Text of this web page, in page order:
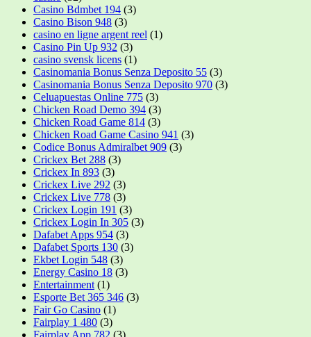
Casino Bdmbet 194 (3)
Casino Bison 948 (3)
casino en ligne argent reel (1)
Casino Pin Up 932 (3)
casino svensk licens (1)
Casinomania Bonus Senza Deposito 55 (3)
Casinomania Bonus Senza Deposito 970 (3)
Celuapuestas Online 775 (3)
Chicken Road Demo 394 (3)
Chicken Road Game 814 (3)
Chicken Road Game Casino 941 (3)
Codice Bonus Admiralbet 909 (3)
Crickex Bet 288 (3)
Crickex In 893 (3)
Crickex Live 292 (3)
Crickex Live 778 (3)
Crickex Login 191 (3)
Crickex Login In 305 (3)
Dafabet Apps 954 (3)
Dafabet Sports 130 (3)
Ekbet Login 548 (3)
Energy Casino 18 (3)
Entertainment (1)
Esporte Bet 365 346 (3)
Fair Go Casino (1)
Fairplay 1 480 (3)